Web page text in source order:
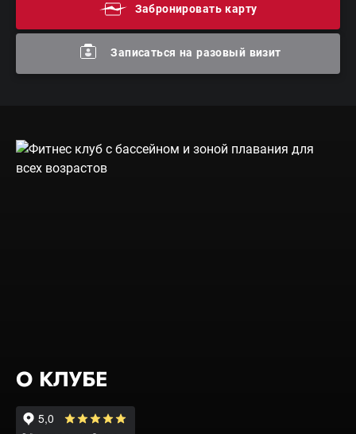
Забронировать карту
Записаться на разовый визит
О КЛУБЕ